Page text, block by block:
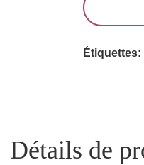
Étiquettes:
Détails de